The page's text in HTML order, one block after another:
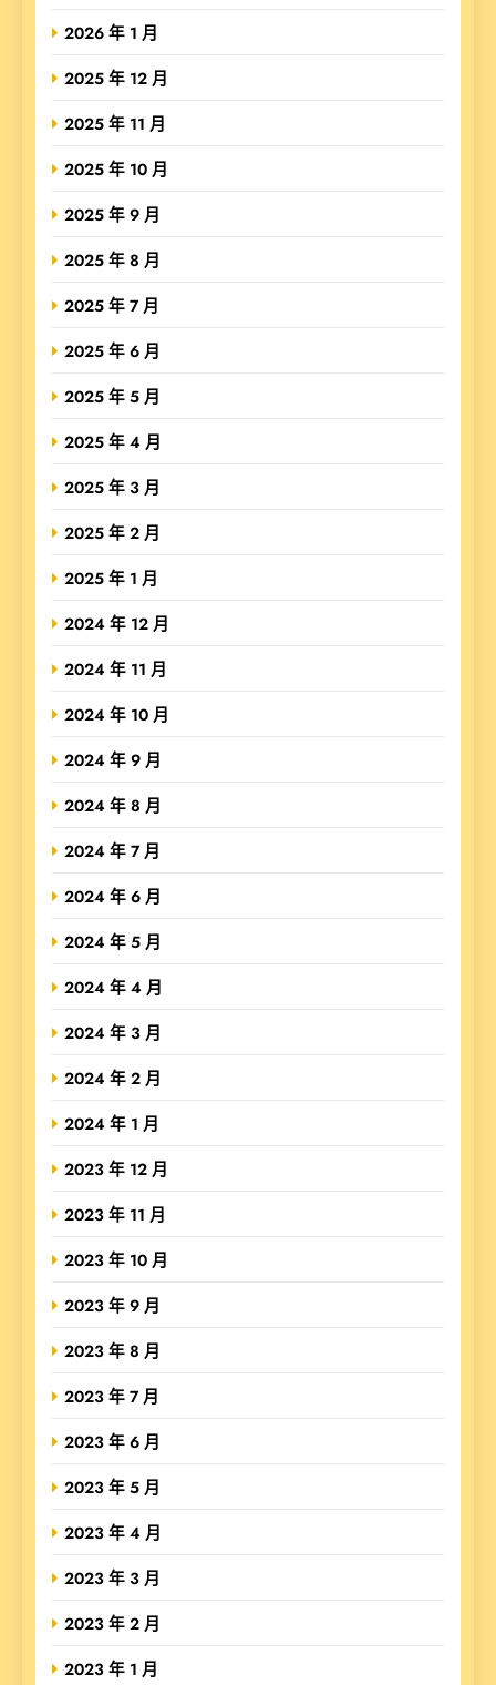
2026 年 1 月
2025 年 12 月
2025 年 11 月
2025 年 10 月
2025 年 9 月
2025 年 8 月
2025 年 7 月
2025 年 6 月
2025 年 5 月
2025 年 4 月
2025 年 3 月
2025 年 2 月
2025 年 1 月
2024 年 12 月
2024 年 11 月
2024 年 10 月
2024 年 9 月
2024 年 8 月
2024 年 7 月
2024 年 6 月
2024 年 5 月
2024 年 4 月
2024 年 3 月
2024 年 2 月
2024 年 1 月
2023 年 12 月
2023 年 11 月
2023 年 10 月
2023 年 9 月
2023 年 8 月
2023 年 7 月
2023 年 6 月
2023 年 5 月
2023 年 4 月
2023 年 3 月
2023 年 2 月
2023 年 1 月